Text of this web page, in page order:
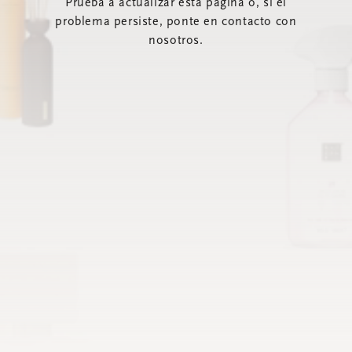
Prueba a actualizar esta página o, si el
problema persiste, ponte en contacto con
nosotros.